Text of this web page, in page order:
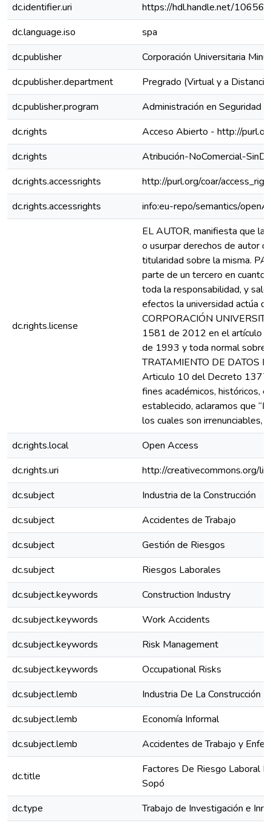
dc.identifier.uri
https://hdl.handle.net/
dc.language.iso
spa
dc.publisher
Corporación Universitaria
dc.publisher.department
Pregrado (Virtual y a
dc.publisher.program
Administración en Seguridad
dc.rights
Acceso Abierto - http://
dc.rights
Atribución-NoComercial-
dc.rights.accessrights
http://purl.org/coar/
dc.rights.accessrights
info:eu-repo/semantics/
dc.rights.license
EL AUTOR, manifiesta que la
o usurpar derechos de autor
titularidad sobre la misma.
parte de un tercero en cuanto
toda la responsabilidad, y
efectos la universidad actúa
CORPORACIÓN
1581 de 2012 en el artículo
de 1993 y toda normal sobre
TRATAMIENTO DE DATOS
Articulo 10 del Decreto 1377
fines académicos, históricos,
establecido, aclaramos que
los cuales son irrenunciables,
dc.rights.local
Open Access
dc.rights.uri
http://creativecommons.org/
dc.subject
Industria de la Construcción
dc.subject
Accidentes de Trabajo
dc.subject
Gestión de Riesgos
dc.subject
Riesgos Laborales
dc.subject.keywords
Construction Industry
dc.subject.keywords
Work Accidents
dc.subject.keywords
Risk Management
dc.subject.keywords
Occupational Risks
dc.subject.lemb
Industria De La Construcción
dc.subject.lemb
Economía Informal
dc.subject.lemb
Accidentes de Trabajo y
dc.title
Factores De Riesgo Laboral
Sopó
dc.type
Trabajo de Investigación e